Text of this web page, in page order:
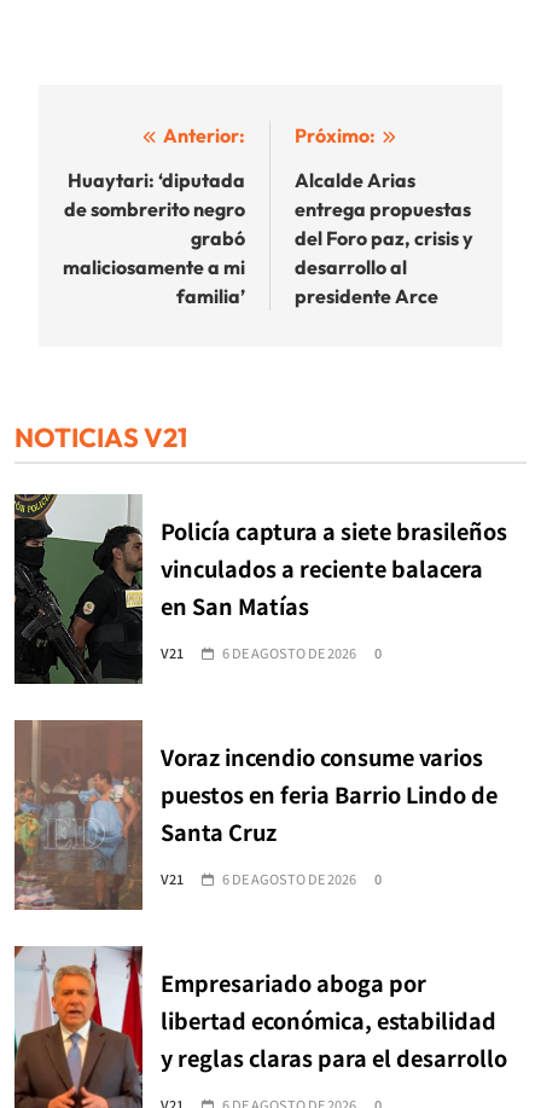
Navegación
de
entradas
Anterior:
Huaytari: ‘diputada
de sombrerito negro
grabó
maliciosamente a mi
familia’
Próximo:
Alcalde Arias
entrega propuestas
del Foro paz, crisis y
desarrollo al
presidente Arce
NOTICIAS V21
Policía captura a siete brasileños
vinculados a reciente balacera
en San Matías
V21 6 DE AGOSTO DE 2026 0
Voraz incendio consume varios
puestos en feria Barrio Lindo de
Santa Cruz
V21 6 DE AGOSTO DE 2026 0
Empresariado aboga por
libertad económica, estabilidad
y reglas claras para el desarrollo